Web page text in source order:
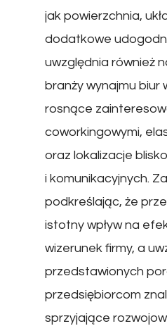
jak powierzchnia,
dodatkowe
uwzględnia również
branży wynajmu biur
rosnące
coworkingowymi,
oraz lokalizacje
i komunikacyjnych.
podkreślając, że
istotny wpływ na
wizerunek firmy, a
przedstawionych
przedsiębiorcom
sprzyjające